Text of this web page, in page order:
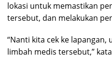
lokasi untuk memastikan
tersebut, dan melakukan
“Nanti kita cek ke
limbah medis tersebut,”